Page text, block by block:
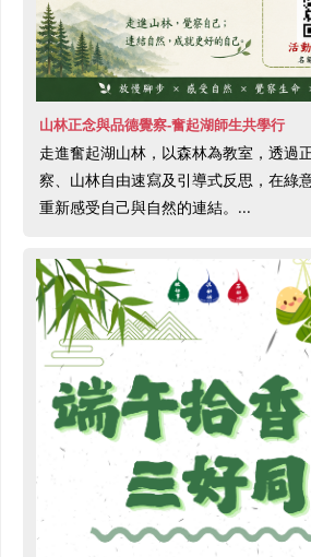
山林正念與品德覺察-奮起湖師生共學行
走進奮起湖山林，以森林為教室，透過
察、山林自由速寫及引導式反思，在綠
重新感受自己與自然的連結。...